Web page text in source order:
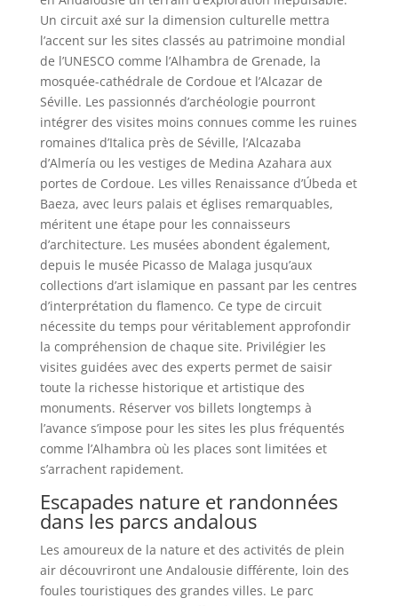
Un circuit axé sur la dimension culturelle mettra
l’accent sur les sites classés au patrimoine mondial
de l’UNESCO comme l’Alhambra de Grenade, la
mosquée-cathédrale de Cordoue et l’Alcazar de
Séville. Les passionnés d’archéologie pourront
intégrer des visites moins connues comme les ruines
romaines d’Italica près de Séville, l’Alcazaba
d’Almería ou les vestiges de Medina Azahara aux
portes de Cordoue. Les villes Renaissance d’Úbeda et
Baeza, avec leurs palais et églises remarquables,
méritent une étape pour les connaisseurs
d’architecture. Les musées abondent également,
depuis le musée Picasso de Malaga jusqu’aux
collections d’art islamique en passant par les centres
d’interprétation du flamenco. Ce type de circuit
nécessite du temps pour véritablement approfondir
la compréhension de chaque site. Privilégier les
visites guidées avec des experts permet de saisir
toute la richesse historique et artistique des
monuments. Réserver vos billets longtemps à
l’avance s’impose pour les sites les plus fréquentés
comme l’Alhambra où les places sont limitées et
s’arrachent rapidement.
Escapades nature et randonnées
dans les parcs andalous
Les amoureux de la nature et des activités de plein
air découvriront une Andalousie différente, loin des
foules touristiques des grandes villes. Le parc